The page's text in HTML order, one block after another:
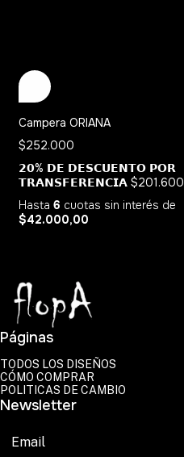
Campera ORIANA
$252.000
𝟮𝟬% 𝗗𝗘 𝗗𝗘𝗦𝗖𝗨𝗘𝗡𝗧𝗢 𝗣𝗢𝗥
𝗧𝗥𝗔𝗡𝗦𝗙𝗘𝗥𝗘𝗡𝗖𝗜𝗔 $201.600
Hasta 6 cuotas sin interés de
$42.000,00
Páginas
TODOS LOS DISEÑOS
CÓMO COMPRAR
POLITICAS DE CAMBIO
Newsletter